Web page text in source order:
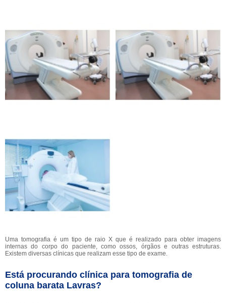
Uma tomografia é um tipo de raio X que é realizado para obter imagens
internas do corpo do paciente, como ossos, órgãos e outras estruturas.
Existem diversas clínicas que realizam esse tipo de exame.
Está procurando clínica para tomografia de
coluna barata Lavras?